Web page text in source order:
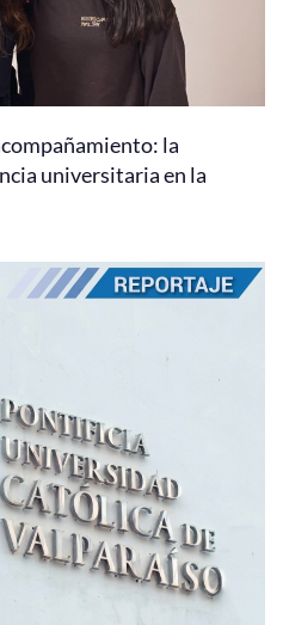
la
universitaria en la